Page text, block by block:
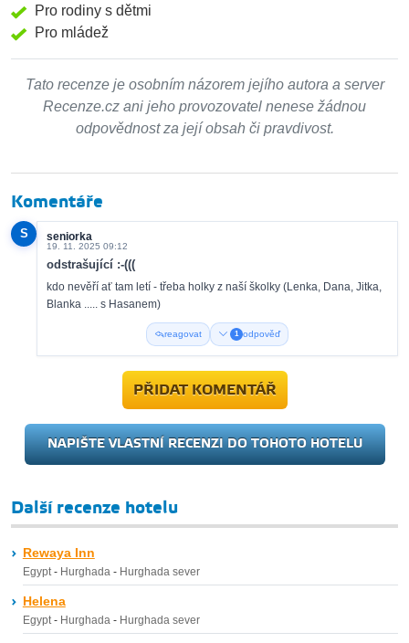
Pro rodiny s dětmi
Pro mládež
Tato recenze je osobním názorem jejího autora a server
Recenze.cz ani jeho provozovatel nenese žádnou
odpovědnost za její obsah či pravdivost.
Komentáře
S seniorka
19. 11. 2025 09:12
odstrašující :-(((
kdo nevěří ať tam letí - třeba holky z naší školky (Lenka, Dana, Jitka,
Blanka ..... s Hasanem)
reagovat 1 odpověď
P
22. 11. 2025 16:10
Re: odstrašující :-(((
Zažil som to tam necelé dva dni. "Hotelová sieť" Hawaii, to je
rusky hovoriacich hostí je tam veľa. A tak to tam aj vyzerá. Grc.
PŘIDAT KOMENTÁŘ
NAPIŠTE VLASTNÍ RECENZI DO TOHOTO HOTELU
Další recenze hotelu
Rewaya Inn
Egypt- Hurghada- Hurghada sever
Helena
Egypt- Hurghada- Hurghada sever